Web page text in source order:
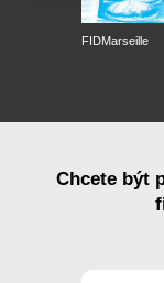
FIDMarseille
Chcete být